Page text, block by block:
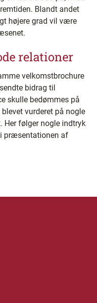
Blandt andet
højere grad vil være
relationer
velkomstbrochure
bidrag til
skulle bedømmes på
vurderet på nogle
Her følger nogle indtryk
præsentationen af